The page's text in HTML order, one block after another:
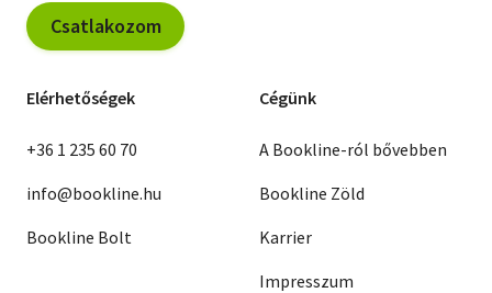
Csatlakozom
Elérhetőségek
+36 1 235 60 70
info@bookline.hu
Bookline Bolt
Cégünk
A Bookline-ról bővebben
Bookline Zöld
Karrier
Impresszum